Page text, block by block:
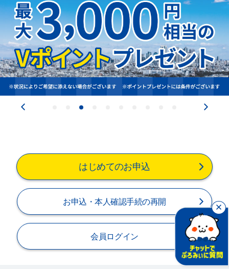
プロミスについて
閉じる
はじめてのお申込
お申込・本人確認手続の再開
会員ログイン